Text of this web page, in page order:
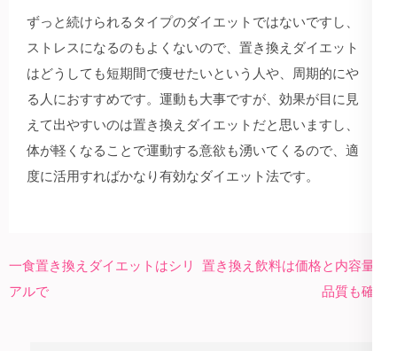
ずっと続けられるタイプのダイエットではないですし、
ストレスになるのもよくないので、置き換えダイエット
はどうしても短期間で痩せたいという人や、周期的にや
る人におすすめです。運動も大事ですが、効果が目に見
えて出やすいのは置き換えダイエットだと思いますし、
体が軽くなることで運動する意欲も湧いてくるので、適
度に活用すればかなり有効なダイエット法です。
投
稿
一食置き換えダイエットはシリ
アルで
置き換え飲料は価格と内容量と
品質も確認